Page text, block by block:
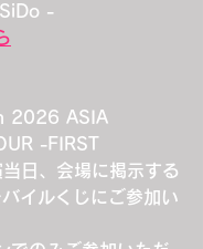
-
2026 ASIA
-FIRST
日、会場に掲示する
イルくじにご参加い